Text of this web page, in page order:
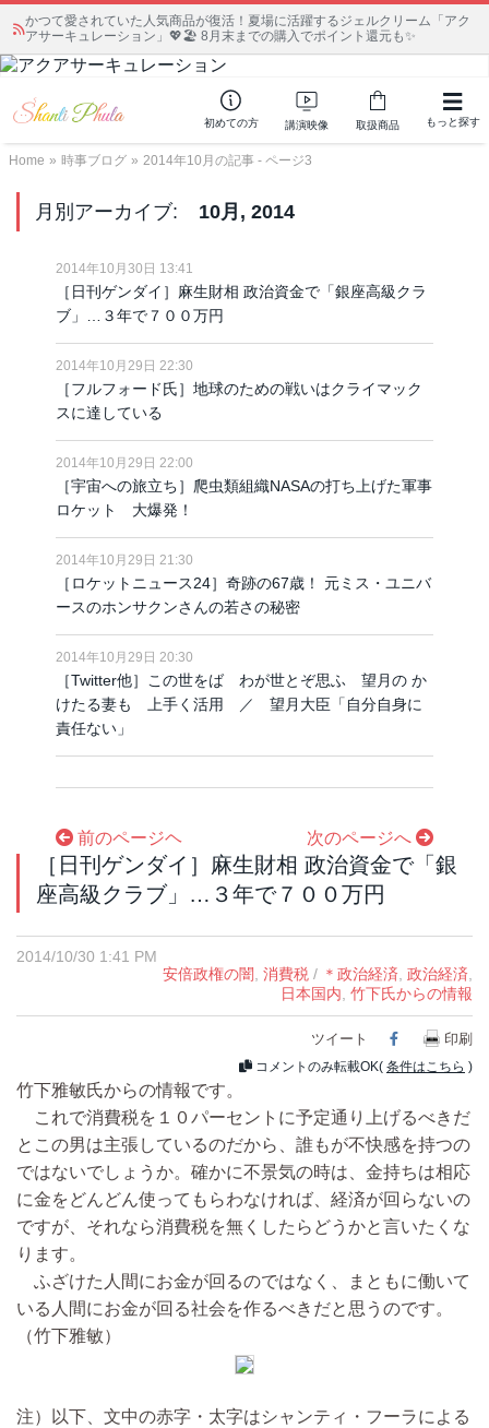
かつて愛されていた人気商品が復活！夏場に活躍するジェルクリーム「アク
アサーキュレーション」💖🏖️ 8月末までの購入でポイント還元も✨
初めての方 講演映像 取扱商品 もっと探す
Home » 時事ブログ » 2014年10月の記事 - ページ3
月別アーカイブ: 10月, 2014
2014年10月30日 13:41
［日刊ゲンダイ］麻生財相 政治資金で「銀座高級クラ
ブ」…３年で７００万円
2014年10月29日 22:30
［フルフォード氏］地球のための戦いはクライマック
スに達している
2014年10月29日 22:00
［宇宙への旅立ち］爬虫類組織NASAの打ち上げた軍事
ロケット 大爆発！
2014年10月29日 21:30
［ロケットニュース24］奇跡の67歳！ 元ミス・ユニバ
ースのホンサクンさんの若さの秘密
2014年10月29日 20:30
［Twitter他］この世をば わが世とぞ思ふ 望月の か
けたる妻も 上手く活用 ／ 望月大臣「自分自身に
責任ない」
前のページヘ 次のページへ
［日刊ゲンダイ］麻生財相 政治資金で「銀
座高級クラブ」…３年で７００万円
2014/10/30 1:41 PM
安倍政権の闇
消費税 / ＊政治経済 政治経済
日本国内 竹下氏からの情報
ツイート Facebook
印刷
コメントのみ転載OK( 条件はこちら )
竹下雅敏氏からの情報です。
これで消費税を１０パーセントに予定通り上げるべきだ
とこの男は主張しているのだから、誰もが不快感を持つの
ではないでしょうか。確かに不景気の時は、金持ちは相応
に金をどんどん使ってもらわなければ、経済が回らないの
ですが、それなら消費税を無くしたらどうかと言いたくな
ります。
ふざけた人間にお金が回るのではなく、まともに働いて
いる人間にお金が回る社会を作るべきだと思うのです。
（竹下雅敏）
注）以下、文中の赤字・太字はシャンティ・フーラによる